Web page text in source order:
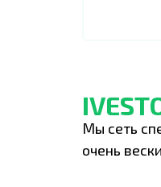
Мы сеть
очень